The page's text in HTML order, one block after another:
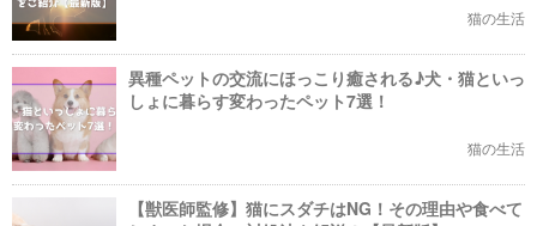
猫の生活
異種ペットの交流にほっこり癒される♪犬・猫といっ
しょに暮らす変わったペット7選！
猫の生活
【獣医師監修】猫にスダチはNG！その理由や食べて